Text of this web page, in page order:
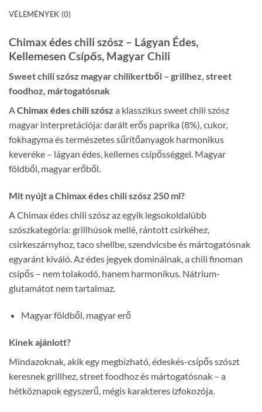
VÉLEMÉNYEK (0)
Chimax édes chili szósz – Lágyan Édes,
Kellemesen Csípős, Magyar Chili
Sweet chili szósz magyar chilikertből – grillhez, street
foodhoz, mártogatósnak
AChimax édes chili szósz a klasszikus sweet chili szósz
magyar interpretációja: darált erős paprika (8%), cukor,
fokhagyma és természetes sűrítőanyagok harmonikus
keveréke – lágyan édes, kellemes csípősséggel. Magyar
földből, magyar erőből.
Mit nyújt a Chimax édes chili szósz 250 ml?
A Chimax édes chili szósz az egyik legsokoldalúbb
szószkategória: grillhúsok mellé, rántott csirkéhez,
csirkeszárnyhoz, taco shellbe, szendvicsbe és mártogatósnak
egyaránt kiváló. Az édes jegyek dominálnak, a chili finoman
csípős – nem tolakodó, hanem harmonikus. Nátrium-
glutamátot nem tartalmaz.
Magyar földből, magyar erő
Kinek ajánlott?
Mindazoknak, akik egy megbízható, édeskés-csípős szószt
keresnek grillhez, street foodhoz és mártogatósnak – a
hétköznapok egyszerű, mégis karakteres ízfokozója.